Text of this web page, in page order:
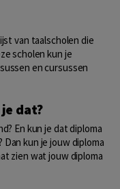
van taalscholen die
scholen kun je
en cursussen
dat?
En kun je dat diploma
kun je jouw diploma
zien wat jouw diploma